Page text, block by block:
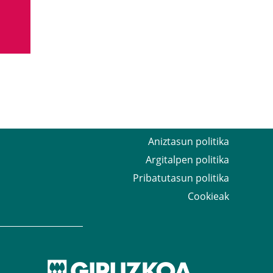
Aniztasun politika
Argitalpen politika
Pribatutasun politika
Cookieak